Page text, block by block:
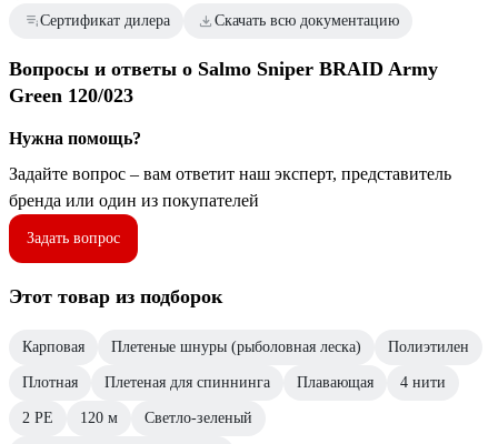
Сертификат дилера Скачать всю документацию
Вопросы и ответы о Salmo Sniper BRAID Army
Green 120/023
Нужна помощь?
Задайте вопрос – вам ответит наш эксперт, представитель
бренда или один из покупателей
Задать вопрос
Этот товар из подборок
Карповая Плетеные шнуры (рыболовная леска) Полиэтилен
Плотная Плетеная для спиннинга Плавающая 4 нити
2 PE 120 м Светло-зеленый